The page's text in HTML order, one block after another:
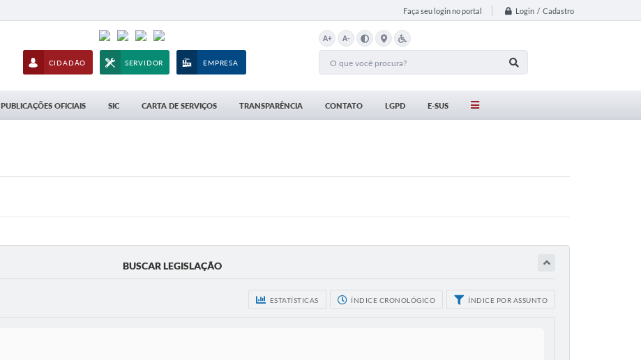
Faça seu login no portal Login / Cadastro
CIDADÃO SERVIDOR EMPRESA
A+ A-
PUBLICAÇÕES OFICIAIS SIC CARTA DE SERVIÇOS TRANSPARÊNCIA CONTATO LGPD E-SUS
BUSCAR LEGISLAÇÃO
ESTATÍSTICAS ÍNDICE CRONOLÓGICO ÍNDICE POR ASSUNTO